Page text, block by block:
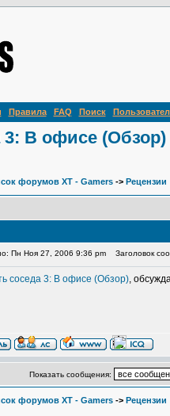
Правила FAQ Поиск
3: В офисе (Обзор)
форумов XT - Gamers -> Рецензии
Пн Ноя 27, 2006 9:36 pm Заголовок
соседа 3: В офисе (Обзор),
Показать сообщения:
форумов XT - Gamers -> Рецензии